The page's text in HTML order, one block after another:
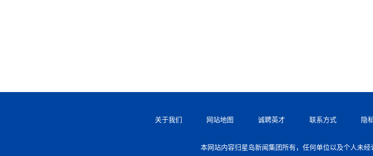
关于我们 网站地图 诚聘英才 联系方式 隐
本网站内容归星岛新闻集团所有，任何单位以及个人未经